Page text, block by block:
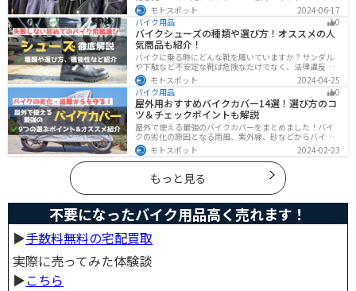
い、バイク専用に作られています。動きやすさ・快適
さ・機能性・デザイン性など様々なメリットがありま
す。この記事では、ジャケットの種類や選び方など初心
者が知っておくべきことをまとめました。
モトスポット
2024-06-17
バイク用品
0
バイクシューズの種類や選び方！オススメの人
気商品も紹介！
バイクに乗る時にどんな靴を履いていますか？サンダル
や下駄など不安定な靴は危険なだけでなく、法律違反に
なる可能性もあります。バイクに乗るときはバイク用に
作られた専用の靴を履くようにしましょう。操作性や安
全性の向上性だけでなく、バイクとの一体感でよりカッ
コよくなります。
モトスポット
2024-04-25
バイク用品
0
屋外用おすすめバイクカバー14選！選び方のコ
ツ＆チェックポイントも解説
屋外で使える最強のバイクカバーをまとめました！バイ
クの劣化の原因となる雨風、紫外線、砂などからバイク
を守ることはもちろん、盗難やいたずら対策にもなりま
す。バイクカバーの選び方からオススメまでまとめまし
たので、カバーを探している人はぜひ参考にしてくださ
モトスポット 2024-02-23
もっと見る
不要になったバイク用品高く売れます！
▶︎手数料無料の宅配買取
実際に売ってみた体験談
▶︎こちら